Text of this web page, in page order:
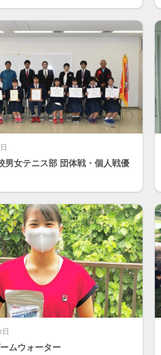
男女テニス部 団体戦・個人戦優
日
ムウォーター